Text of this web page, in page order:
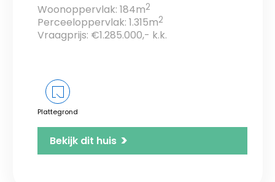
Woonoppervlak: 184m2
Perceeloppervlak: 1.315m2
Vraagprijs: €1.285.000,- k.k.
Plattegrond
Bekijk dit huis >